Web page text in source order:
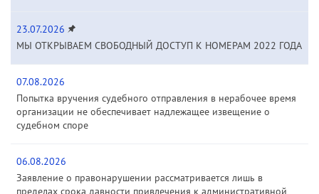
23.07.2026
МЫ ОТКРЫВАЕМ СВОБОДНЫЙ ДОСТУП К НОМЕРАМ 2022 ГОДА
07.08.2026
Попытка вручения судебного отправления в нерабочее время
организации не обеспечивает надлежащее извещение о
судебном споре
06.08.2026
Заявление о правонарушении рассматривается лишь в
пределах срока давности привлечения к административной